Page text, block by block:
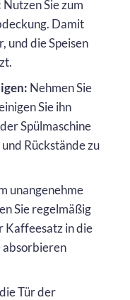
Nutzen Sie zum
Damit
und die Speisen
Nehmen Sie
Sie ihn
Spülmaschine
Rückstände zu
unangenehme
Sie regelmäßig
Kaffeesatz in die
Tür der